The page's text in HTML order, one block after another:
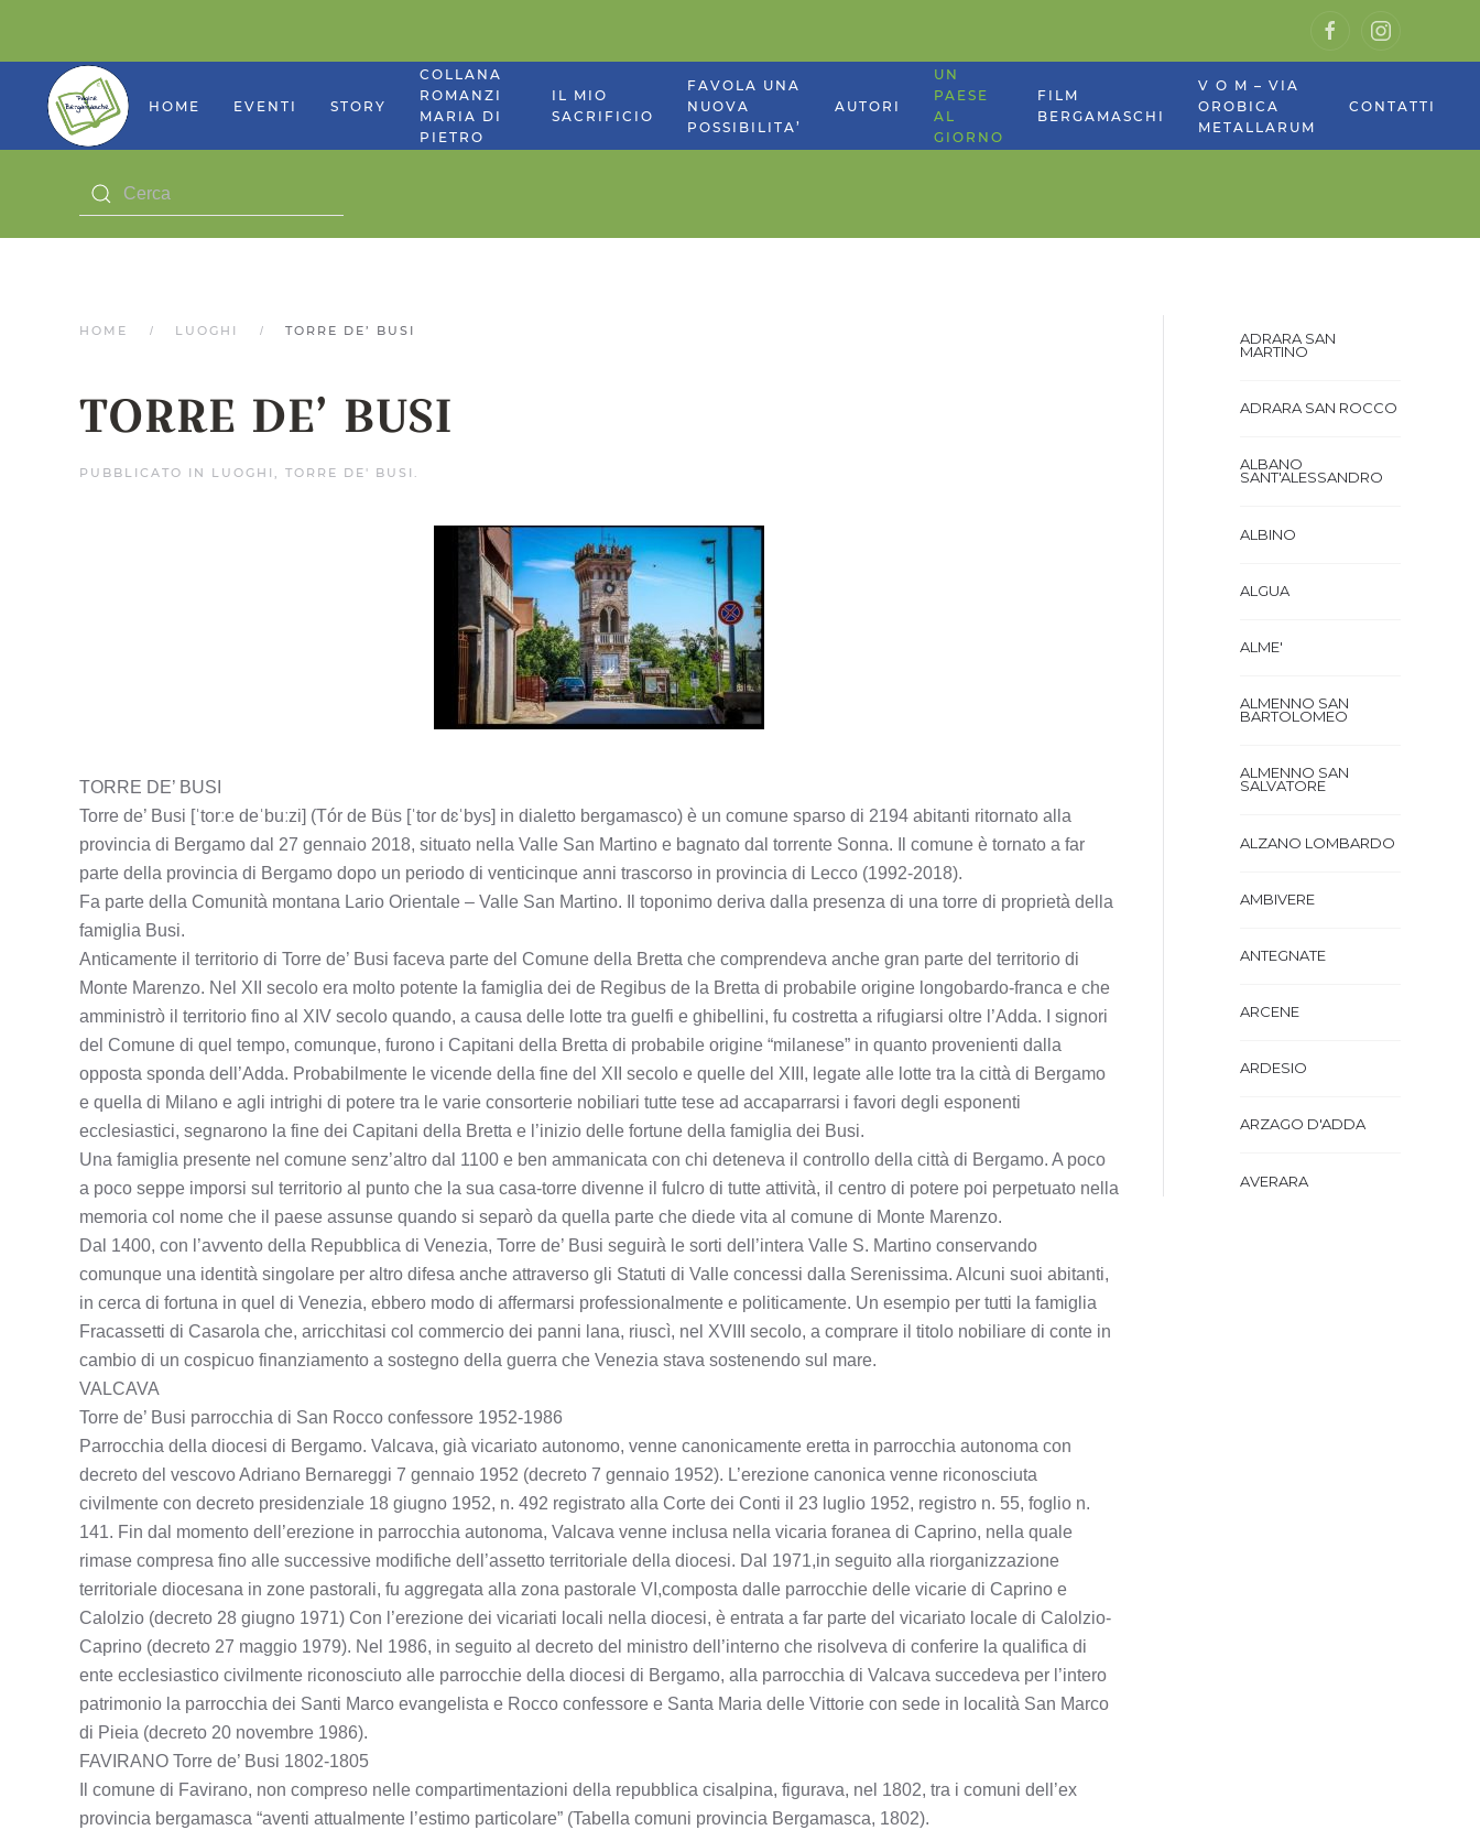
HOME EVENTI STORY
COLLANA
ROMANZI
MARIA DI
PIETRO
IL MIO
SACRIFICIO
FAVOLA UNA
NUOVA
POSSIBILITA’
AUTORI
UN
PAESE
AL
GIORNO
FILM
BERGAMASCHI
V O M – VIA
OROBICA
METALLARUM
CONTATTI
HOME LUOGHI TORRE DE’ BUSI
TORRE DE’ BUSI
PUBBLICATO IN LUOGHI , TORRE DE' BUSI .
TORRE DE’ BUSI
Torre de’ Busi [ˈtorːe deˈbuːzi] (Tór de Büs [ˈtoɾ dɛˈbys] in dialetto bergamasco) è un comune sparso di 2194 abitanti ritornato alla
provincia di Bergamo dal 27 gennaio 2018, situato nella Valle San Martino e bagnato dal torrente Sonna. Il comune è tornato a far
parte della provincia di Bergamo dopo un periodo di venticinque anni trascorso in provincia di Lecco (1992-2018).
Fa parte della Comunità montana Lario Orientale – Valle San Martino. Il toponimo deriva dalla presenza di una torre di proprietà della
famiglia Busi.
Anticamente il territorio di Torre de’ Busi faceva parte del Comune della Bretta che comprendeva anche gran parte del territorio di
Monte Marenzo. Nel XII secolo era molto potente la famiglia dei de Regibus de la Bretta di probabile origine longobardo-franca e che
amministrò il territorio fino al XIV secolo quando, a causa delle lotte tra guelfi e ghibellini, fu costretta a rifugiarsi oltre l’Adda. I signori
del Comune di quel tempo, comunque, furono i Capitani della Bretta di probabile origine “milanese” in quanto provenienti dalla
opposta sponda dell’Adda. Probabilmente le vicende della fine del XII secolo e quelle del XIII, legate alle lotte tra la città di Bergamo
e quella di Milano e agli intrighi di potere tra le varie consorterie nobiliari tutte tese ad accaparrarsi i favori degli esponenti
ecclesiastici, segnarono la fine dei Capitani della Bretta e l’inizio delle fortune della famiglia dei Busi.
Una famiglia presente nel comune senz’altro dal 1100 e ben ammanicata con chi deteneva il controllo della città di Bergamo. A poco
a poco seppe imporsi sul territorio al punto che la sua casa-torre divenne il fulcro di tutte attività, il centro di potere poi perpetuato nella
memoria col nome che il paese assunse quando si separò da quella parte che diede vita al comune di Monte Marenzo.
Dal 1400, con l’avvento della Repubblica di Venezia, Torre de’ Busi seguirà le sorti dell’intera Valle S. Martino conservando
comunque una identità singolare per altro difesa anche attraverso gli Statuti di Valle concessi dalla Serenissima. Alcuni suoi abitanti,
in cerca di fortuna in quel di Venezia, ebbero modo di affermarsi professionalmente e politicamente. Un esempio per tutti la famiglia
Fracassetti di Casarola che, arricchitasi col commercio dei panni lana, riuscì, nel XVIII secolo, a comprare il titolo nobiliare di conte in
cambio di un cospicuo finanziamento a sostegno della guerra che Venezia stava sostenendo sul mare.
VALCAVA
Torre de’ Busi parrocchia di San Rocco confessore 1952-1986
Parrocchia della diocesi di Bergamo. Valcava, già vicariato autonomo, venne canonicamente eretta in parrocchia autonoma con
decreto del vescovo Adriano Bernareggi 7 gennaio 1952 (decreto 7 gennaio 1952). L’erezione canonica venne riconosciuta
civilmente con decreto presidenziale 18 giugno 1952, n. 492 registrato alla Corte dei Conti il 23 luglio 1952, registro n. 55, foglio n.
141. Fin dal momento dell’erezione in parrocchia autonoma, Valcava venne inclusa nella vicaria foranea di Caprino, nella quale
rimase compresa fino alle successive modifiche dell’assetto territoriale della diocesi. Dal 1971,in seguito alla riorganizzazione
territoriale diocesana in zone pastorali, fu aggregata alla zona pastorale VI,composta dalle parrocchie delle vicarie di Caprino e
Calolzio (decreto 28 giugno 1971) Con l’erezione dei vicariati locali nella diocesi, è entrata a far parte del vicariato locale di Calolzio-
Caprino (decreto 27 maggio 1979). Nel 1986, in seguito al decreto del ministro dell’interno che risolveva di conferire la qualifica di
ente ecclesiastico civilmente riconosciuto alle parrocchie della diocesi di Bergamo, alla parrocchia di Valcava succedeva per l’intero
patrimonio la parrocchia dei Santi Marco evangelista e Rocco confessore e Santa Maria delle Vittorie con sede in località San Marco
di Pieia (decreto 20 novembre 1986).
FAVIRANO Torre de’ Busi 1802-1805
Il comune di Favirano, non compreso nelle compartimentazioni della repubblica cisalpina, figurava, nel 1802, tra i comuni dell’ex
provincia bergamasca “aventi attualmente l’estimo particolare” (Tabella comuni provincia Bergamasca, 1802).
ADRARA SAN
MARTINO
ADRARA SAN ROCCO
ALBANO
SANT'ALESSANDRO
ALBINO
ALGUA
ALME'
ALMENNO SAN
BARTOLOMEO
ALMENNO SAN
SALVATORE
ALZANO LOMBARDO
AMBIVERE
ANTEGNATE
ARCENE
ARDESIO
ARZAGO D'ADDA
AVERARA